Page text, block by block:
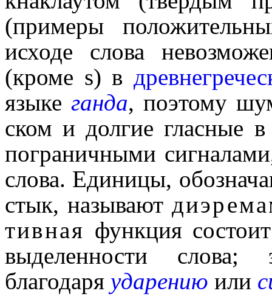
(примеры
исходе слова
(кроме s) в
языке ганда, поэтому
ском и долгие гласные
пограничными
слова. Единицы,
стык, называют
тив­ная функция
выделен­но­сти слова;
благодаря ударе­нию или